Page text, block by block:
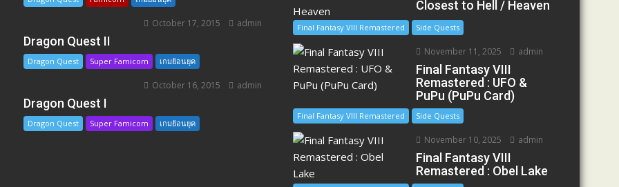
October 17, 2015 admin
Dragon Quest II
Dragon Quest Super Famicom เกมย้อนยุค
October 16, 2015 admin
Dragon Quest I
Dragon Quest Super Famicom เกมย้อนยุค
Closest to Hell / Heaven
Final Fantasy VIII Remastered Side Quests
November 11, 2025 admin
Final Fantasy VIII
Remastered : UFO &
PuPu (PuPu Card)
Final Fantasy VIII Remastered Side Quests
November 10, 2025 admin
Final Fantasy VIII
Remastered : Obel Lake